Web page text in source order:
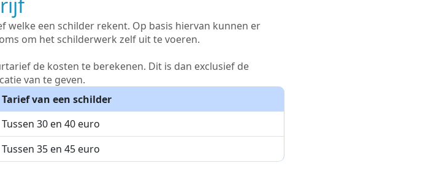
een schilder rekent. Op basis hiervan kunnen er
om het schilderwerk zelf uit te voeren.
de kosten te berekenen. Dit is dan exclusief de
van te geven.
Tarief van een schilder
Tussen 30 en 40 euro
Tussen 35 en 45 euro